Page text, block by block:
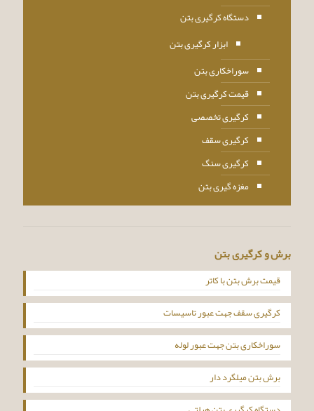
دستگاه کرگیری بتن
ابزار کرگیری بتن
سوراخکاری بتن
قیمت کرگیری بتن
کرگیری تخصصی
کرگیری سقف
کرگیری سنگ
مغزه گیری بتن
برش و کرگیری بتن
قیمت برش بتن با کاتر
کرگیری سقف جهت عبور تاسیسات
سوراخکاری بتن جهت عبور لوله
برش بتن میلگرد دار